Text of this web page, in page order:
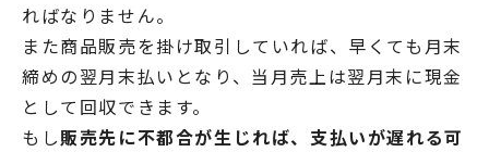
ればなりません。
また商品販売を掛け取引していれば、早くても月末
締めの翌月末払いとなり、当月売上は翌月末に現金
として回収できます。
もし販売先に不都合が生じれば、支払いが遅れる可